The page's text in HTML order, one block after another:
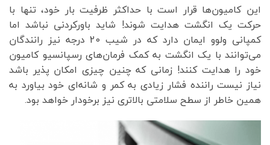
این کامیون‌ها قرار است با حداکثر ظرفیت بار خود، تنها با
حرکت یک انگشت هدایت شوند! شاید باور‌کردنی نباشد اما
کمپانی ولوو ایمان دارد که در شیب 20 درجه نیز رانندگان
می‌توانند با یک انگشت به کمک فرمان‌های رسپانسیو کامیون
خود را هدایت کنند! زمانی که چنین چیزی امکان پذیر باشد
نیاز نیست راننده فشار زیادی به کمر و شانه‌ای خود بیاورد به
همین خاطر از سطح سلامتی بالاتری نیز برخودار خواهد بود.